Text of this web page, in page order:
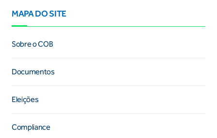
MAPA DO SITE
Sobre o COB
Documentos
Eleições
Compliance